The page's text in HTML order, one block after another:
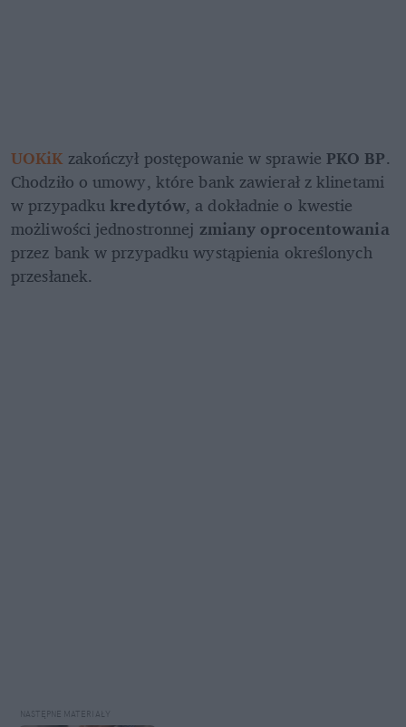
UOKiK zakończył postępowanie w sprawie PKO BP.
Chodziło o umowy, które bank zawierał z klinetami
w przypadku kredytów, a dokładnie o kwestie
możliwości jednostronnej zmiany oprocentowania
przez bank w przypadku wystąpienia określonych
przesłanek.